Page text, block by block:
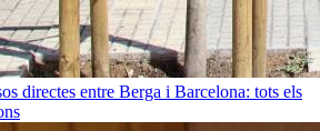
directes entre Berga i Barcelona: tots els